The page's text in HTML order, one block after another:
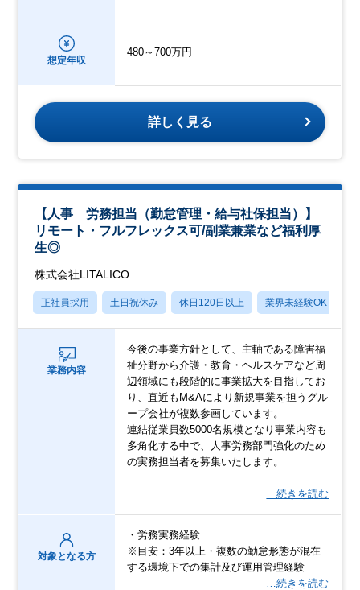
想定年収
480～700万円
詳しく見る
【人事 労務担当（勤怠管理・給与社保担当）】
リモート・フルフレックス可/副業兼業など福利厚
生◎
株式会社LITALICO
正社員採用 土日祝休み 休日120日以上 業界未経験OK
業務内容
今後の事業方針として、主軸である障害福
祉分野から介護・教育・ヘルスケアなど周
辺領域にも段階的に事業拡大を目指してお
り、直近もM&Aにより新規事業を担うグル
ープ会社が複数参画しています。
連結従業員数5000名規模となり事業内容も
多角化する中で、人事労務部門強化のため
の実務担当者を募集いたします。
…続きを読む
対象となる方
・労務実務経験
※目安：3年以上・複数の勤怠形態が混在
する環境下での集計及び運用管理経験
…続きを読む